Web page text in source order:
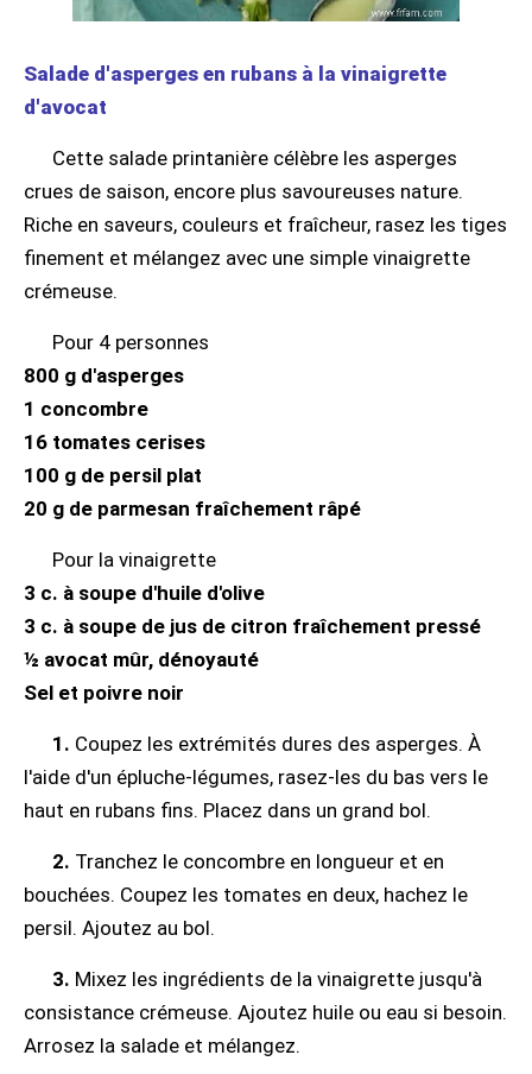
Salade d'asperges en rubans à la vinaigrette
d'avocat
Cette salade printanière célèbre les asperges
crues de saison, encore plus savoureuses nature.
Riche en saveurs, couleurs et fraîcheur, rasez les tiges
finement et mélangez avec une simple vinaigrette
crémeuse.
Pour 4 personnes
800 g d'asperges
1 concombre
16 tomates cerises
100 g de persil plat
20 g de parmesan fraîchement râpé
Pour la vinaigrette
3 c. à soupe d'huile d'olive
3 c. à soupe de jus de citron fraîchement pressé
½ avocat mûr, dénoyauté
Sel et poivre noir
1. Coupez les extrémités dures des asperges. À
l'aide d'un épluche-légumes, rasez-les du bas vers le
haut en rubans fins. Placez dans un grand bol.
2. Tranchez le concombre en longueur et en
bouchées. Coupez les tomates en deux, hachez le
persil. Ajoutez au bol.
3. Mixez les ingrédients de la vinaigrette jusqu'à
consistance crémeuse. Ajoutez huile ou eau si besoin.
Arrosez la salade et mélangez.